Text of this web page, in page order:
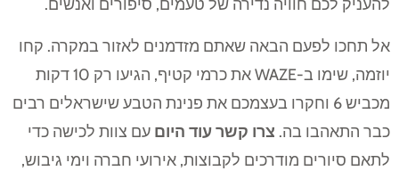
להעניק לכם חוויה נדירה של טעמים, סיפורים ואנשים.
אל תחכו לפעם הבאה שאתם מזדמנים לאזור במקרה. קחו
יוזמה, שימו ב-WAZE את כרמי קטיף, הגיעו רק 10 דקות
מכביש 6 וחקרו בעצמכם את פנינת הטבע שישראלים רבים
כבר התאהבו בה. צרו קשר עוד היום עם צוות לכישה כדי
לתאם סיורים מודרכים לקבוצות, אירועי חברה וימי גיבוש,